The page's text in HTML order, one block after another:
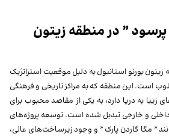
” در منطقه زیتون
بورنو استانبول به‌ دلیل موقعیت استراتژیک
است. این منطقه که به مراکز تاریخی و فرهنگی
به دریا دارد، به یکی از مقاصد محبوب برای
داخلی و خارجی تبدیل شده است. توسعه پروژه‌های
” مگا گاردن پارک ” و وجود زیرساخت‌های عالی،